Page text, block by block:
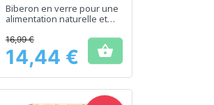
Biberon en verre pour une
alimentation naturelle et
Prix
16,99 €
14,44 € 